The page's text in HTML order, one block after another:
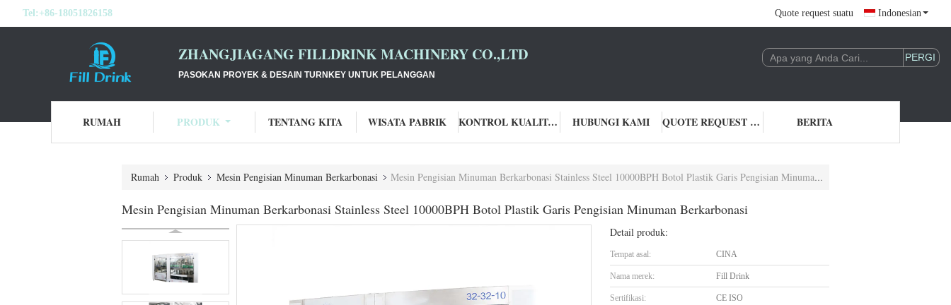
Tel: +86-18051826158 Quote request suatu Indonesian
ZHANGJIAGANG FILLDRINK MACHINERY CO.,LTD
PASOKAN PROYEK & DESAIN TURNKEY UNTUK PELANGGAN
RUMAH PRODUK TENTANG KITA WISATA PABRIK KONTROL KUALITAS HUBUNGI KAMI QUOTE REQUEST SUATU BERITA
Rumah Produk Mesin Pengisian Minuman Berkarbonasi Mesin Pengisian Minuman Berkarbonasi Stainless Steel 10000BPH Botol Plastik Garis Pengisian Minuman Berkarbonasi
Mesin Pengisian Minuman Berkarbonasi Stainless Steel 10000BPH Botol Plastik Garis Pengisian Minuman Berkarbonasi
Detail produk:
Tempat asal: CINA
Nama merek: Fill Drink
Sertifikasi: CE ISO